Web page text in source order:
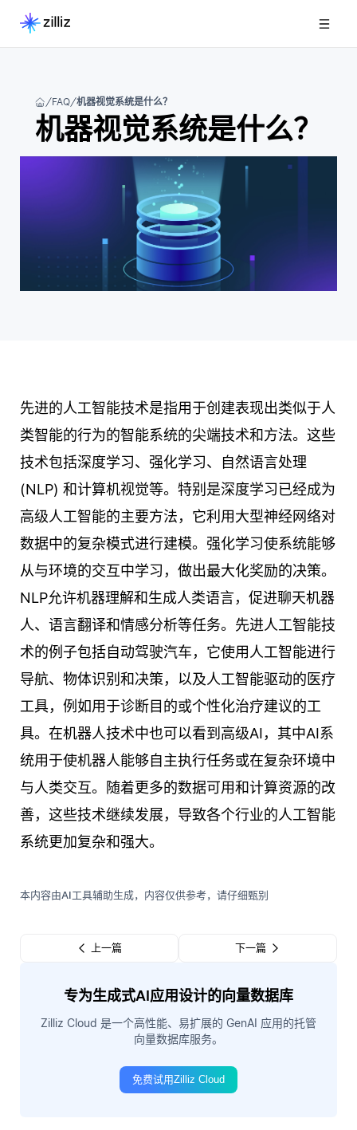
FAQ 机器视觉系统是什么？
机器视觉系统是什么？
先进的人工智能技术是指用于创建表现出类似于人
类智能的行为的智能系统的尖端技术和方法。这些
技术包括深度学习、强化学习、自然语言处理
(NLP) 和计算机视觉等。特别是深度学习已经成为
高级人工智能的主要方法，它利用大型神经网络对
数据中的复杂模式进行建模。强化学习使系统能够
从与环境的交互中学习，做出最大化奖励的决策。
NLP允许机器理解和生成人类语言，促进聊天机器
人、语言翻译和情感分析等任务。先进人工智能技
术的例子包括自动驾驶汽车，它使用人工智能进行
导航、物体识别和决策，以及人工智能驱动的医疗
工具，例如用于诊断目的或个性化治疗建议的工
具。在机器人技术中也可以看到高级AI，其中AI系
统用于使机器人能够自主执行任务或在复杂环境中
与人类交互。随着更多的数据可用和计算资源的改
善，这些技术继续发展，导致各个行业的人工智能
系统更加复杂和强大。
本内容由AI工具辅助生成，内容仅供参考，请仔细甄别
上一篇 下一篇
专为生成式AI应用设计的向量数据库
Zilliz Cloud 是一个高性能、易扩展的 GenAI 应用的托管
向量数据库服务。
免费试用Zilliz Cloud